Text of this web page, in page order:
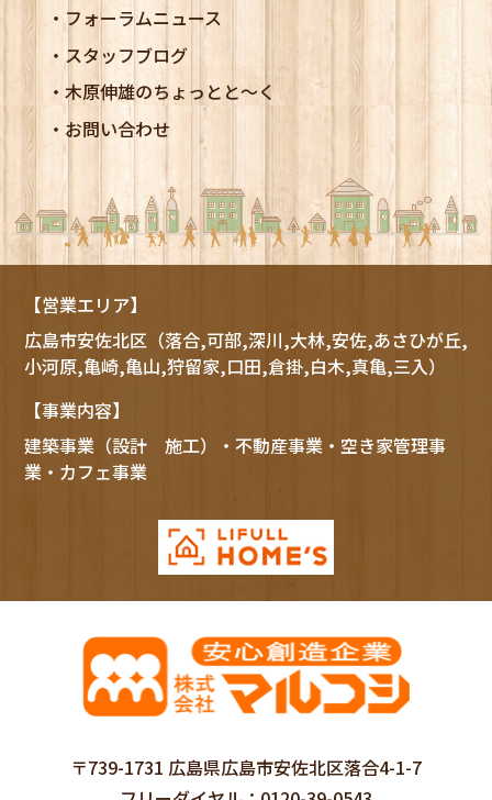
フォーラムニュース
スタッフブログ
木原伸雄のちょっとと～く
お問い合わせ
【営業エリア】
広島市安佐北区（落合,可部,深川,大林,安佐,あさひが丘,
小河原,亀崎,亀山,狩留家,口田,倉掛,白木,真亀,三入）
【事業内容】
建築事業（設計 施工）・不動産事業・空き家管理事
業・カフェ事業
〒739-1731 広島県広島市安佐北区落合4-1-7